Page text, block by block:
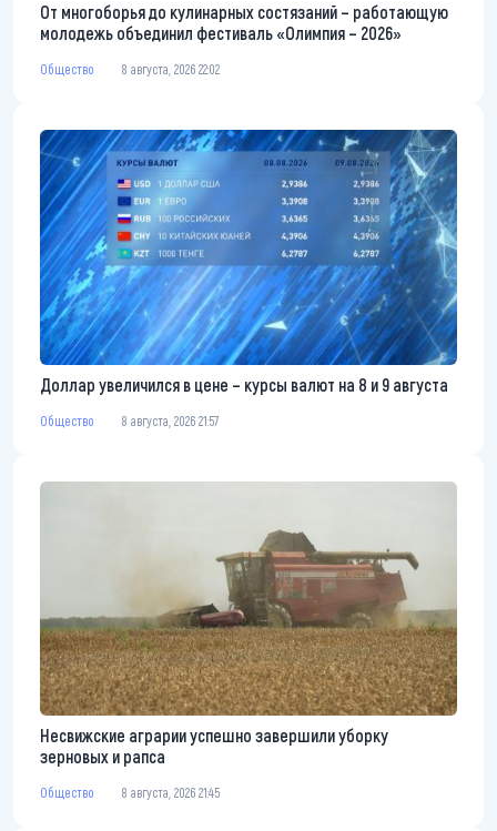
От многоборья до кулинарных состязаний – работающую
молодежь объединил фестиваль «Олимпия – 2026»
Общество 8 августа, 2026 22:02
Доллар увеличился в цене – курсы валют на 8 и 9 августа
Общество 8 августа, 2026 21:57
Несвижские аграрии успешно завершили уборку
зерновых и рапса
Общество 8 августа, 2026 21:45